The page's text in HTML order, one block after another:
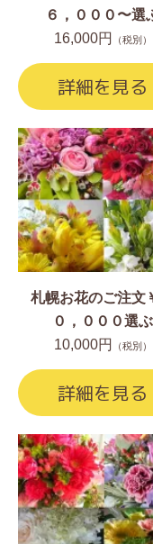
６，０００〜選
16,000円
（税別）
詳細を見る
札幌お花のご注文
０，０００選ぶ
10,000円
（税別）
詳細を見る